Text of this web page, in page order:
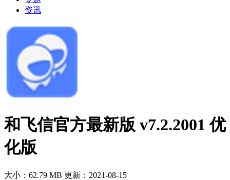
资讯
和飞信官方最新版 v7.2.2001 优
化版
大小：62.79 MB 更新：2021-08-15